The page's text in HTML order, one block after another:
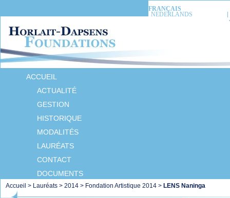
FRANÇAIS
NEDERLANDS
ACCUEIL
ACTUALITÉ
GESTION
HISTORIQUE
MODALITÉS
LAURÉATS
CONTACT
DOCUMENTS
Accueil > Lauréats > 2014 > Fondation Artistique 2014 > LENS Naninga